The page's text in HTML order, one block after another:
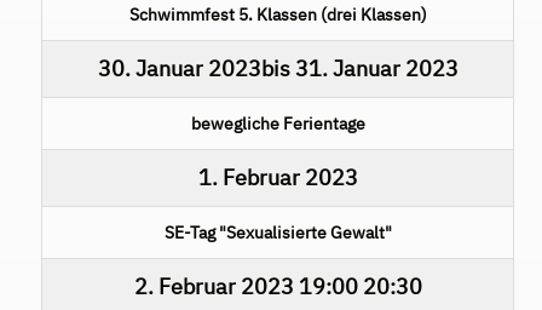
Schwimmfest 5. Klassen (drei Klassen)
30. Januar 2023bis31. Januar 2023
bewegliche Ferientage
1. Februar 2023
SE-Tag "Sexualisierte Gewalt"
2. Februar 2023 19:00 20:30